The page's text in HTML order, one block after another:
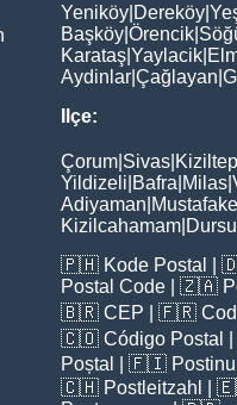
Yeniköy Dereköy
Başköy Örencik
Karataş Yaylacik
Aydinlar Çağlayan
Ilçe:
Çorum Sivas
Yildizeli Bafra Milas
Adiyaman
Kizilcahamam
🇵🇭 Kode Postal |
Postal Code | 🇿🇦
🇧🇷 CEP | 🇫🇷
🇨🇴 Código Postal
Poștal
| 🇫🇮
🇨🇭 Postleitzahl |